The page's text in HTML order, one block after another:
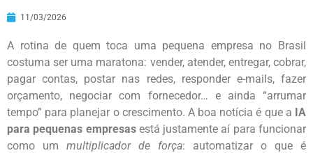
11/03/2026
A rotina de quem toca uma pequena empresa no Brasil
costuma ser uma maratona: vender, atender, entregar, cobrar,
pagar contas, postar nas redes, responder e-mails, fazer
orçamento, negociar com fornecedor… e ainda “arrumar
tempo” para planejar o crescimento. A boa notícia é que a IA
para pequenas empresasestá justamente aí para funcionar
como um multiplicador de força: automatizar o que é